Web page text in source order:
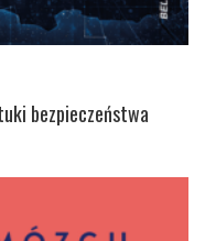
bezpieczeństwa